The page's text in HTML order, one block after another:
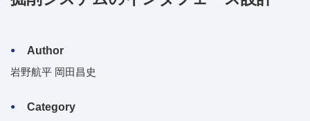
Author
岩野航平 岡田昌史
Category